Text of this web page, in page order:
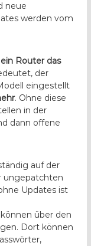
neue
werden vom
Router das
der
eingestellt
. Ohne diese
in der
dann offene
auf der
ungepatchten
Updates ist
über den
Dort können